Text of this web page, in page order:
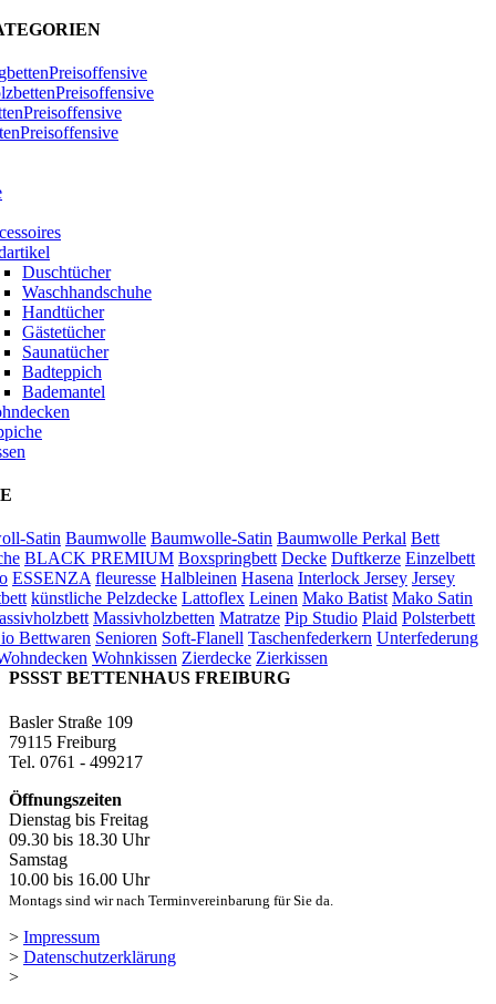
Duschtücher
Waschhandschuhe
Handtücher
Gästetücher
Saunatücher
Badteppich
Bademantel
Satin Baumwolle Baumwolle-Satin Baumwolle Perkal Bett
BLACK PREMIUM Boxspringbett Decke Duftkerze Einzelbett
ESSENZA fleuresse Halbleinen Hasena Interlock Jersey Jersey
künstliche Pelzdecke Lattoflex Leinen Mako Batist Mako Satin
Massivholzbetten Matratze Pip Studio Plaid Polsterbett
Bettwaren Senioren Soft-Flanell Taschenfederkern Unterfederung
Wohnkissen Zierdecke Zierkissen
PSSST BETTENHAUS FREIBURG
Basler Straße 109
79115 Freiburg
Tel. 0761 - 499217
Öffnungszeiten
Dienstag bis Freitag
09.30 bis 18.30 Uhr
Samstag
10.00 bis 16.00 Uhr
Montags sind wir nach Terminvereinbarung für Sie da.
> Impressum
> Datenschutzerklärung
>